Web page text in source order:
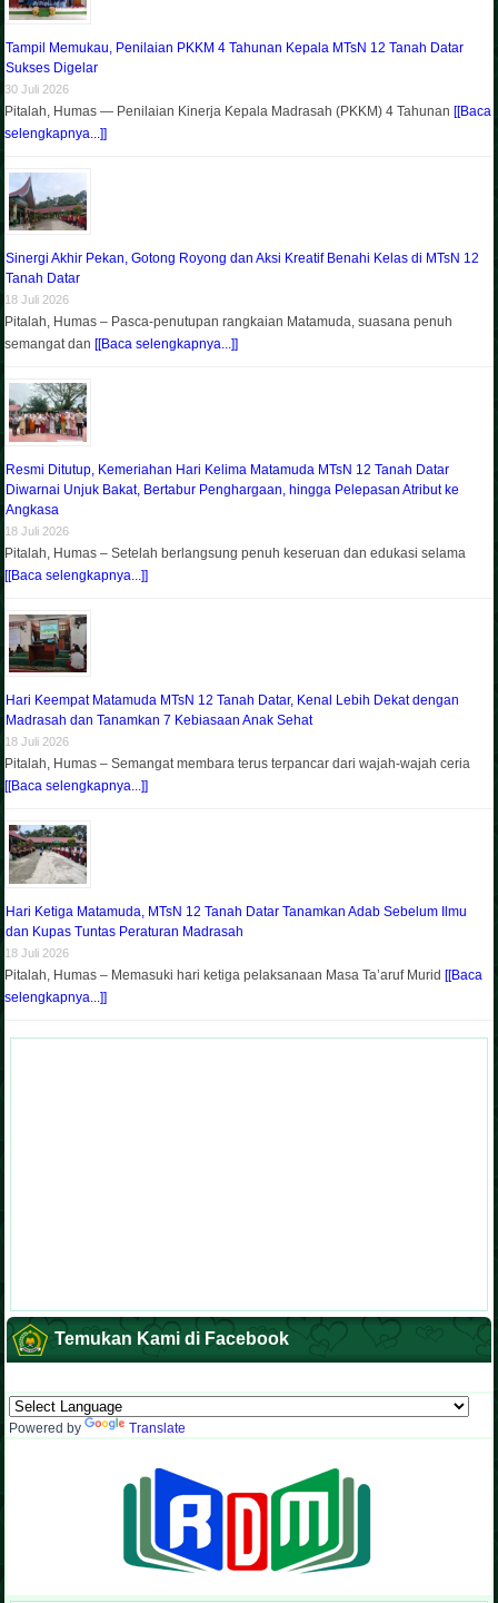
Tampil Memukau, Penilaian PKKM 4 Tahunan Kepala MTsN 12 Tanah Datar
Sukses Digelar
30 Juli 2026
Pitalah, Humas — Penilaian Kinerja Kepala Madrasah (PKKM) 4 Tahunan[[Baca
selengkapnya...]]
Sinergi Akhir Pekan, Gotong Royong dan Aksi Kreatif Benahi Kelas di MTsN 12
Tanah Datar
18 Juli 2026
Pitalah, Humas – Pasca-penutupan rangkaian Matamuda, suasana penuh
semangat dan [[Baca selengkapnya...]]
Resmi Ditutup, Kemeriahan Hari Kelima Matamuda MTsN 12 Tanah Datar
Diwarnai Unjuk Bakat, Bertabur Penghargaan, hingga Pelepasan Atribut ke
Angkasa
18 Juli 2026
Pitalah, Humas – Setelah berlangsung penuh keseruan dan edukasi selama
[[Baca selengkapnya...]]
Hari Keempat Matamuda MTsN 12 Tanah Datar, Kenal Lebih Dekat dengan
Madrasah dan Tanamkan 7 Kebiasaan Anak Sehat
18 Juli 2026
Pitalah, Humas – Semangat membara terus terpancar dari wajah-wajah ceria
[[Baca selengkapnya...]]
Hari Ketiga Matamuda, MTsN 12 Tanah Datar Tanamkan Adab Sebelum Ilmu
dan Kupas Tuntas Peraturan Madrasah
18 Juli 2026
Pitalah, Humas – Memasuki hari ketiga pelaksanaan Masa Ta’aruf Murid[[Baca
selengkapnya...]]
Temukan Kami di Facebook
Powered by Translate